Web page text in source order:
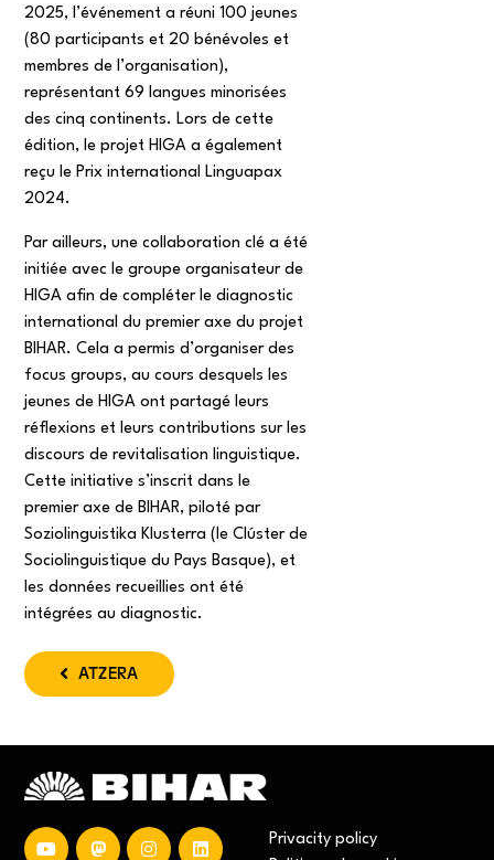
2025, l’événement a réuni 100 jeunes
(80 participants et 20 bénévoles et
membres de l’organisation),
représentant 69 langues minorisées
des cinq continents. Lors de cette
édition, le projet HIGA a également
reçu le Prix international Linguapax
2024.
Par ailleurs, une collaboration clé a été
initiée avec le groupe organisateur de
HIGA afin de compléter le diagnostic
international du premier axe du projet
BIHAR. Cela a permis d’organiser des
focus groups, au cours desquels les
jeunes de HIGA ont partagé leurs
réflexions et leurs contributions sur les
discours de revitalisation linguistique.
Cette initiative s’inscrit dans le
premier axe de BIHAR, piloté par
Soziolinguistika Klusterra (le Clúster de
Sociolinguistique du Pays Basque), et
les données recueillies ont été
intégrées au diagnostic.
ATZERA
Privacity policy